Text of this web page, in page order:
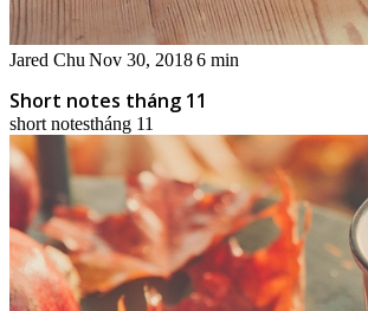
Jared Chu Nov 30, 20186 min
Short notes tháng 11
short notestháng 11